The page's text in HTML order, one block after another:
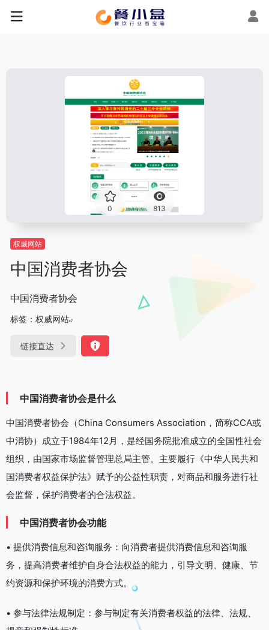
0 813
权威网站
中国消费者协会
中国消费者协会
标签： 权威网站
链接直达
中国消费者协会是什么
中国消费者协会（China Consumers Association，简称CCA或
中消协）成立于1984年12月，是经国务院批准成立的全国性社会
组织，由国家市场监督管理总局主管。主要履行《中华人民共和
国消费者权益保护法》赋予的公益性职责，对商品和服务进行社
会监督，保护消费者的合法权益。
中国消费者协会功能
• 提供消费信息和咨询服务：向消费者提供消费信息和咨询服
务，提高消费者维护自身合法权益的能力，引导文明、健康、节
约资源和保护环境的消费方式。
• 参与法律法规制定：参与制定有关消费者权益的法律、法规、